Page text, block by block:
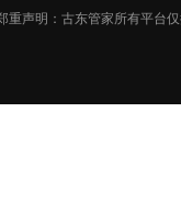
重声明：古东管家所有平台